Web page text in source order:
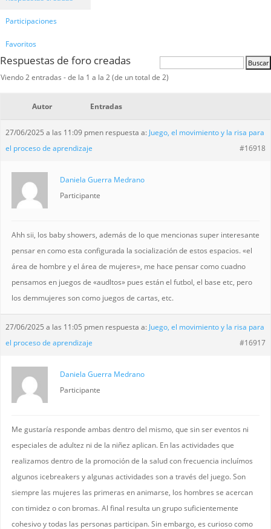
Participaciones
Favoritos
Respuestas de foro creadas
Viendo 2 entradas - de la 1 a la 2 (de un total de 2)
Autor Entradas
27/06/2025 a las 11:09 pmen respuesta a: Juego, el movimiento y la risa para
el proceso de aprendizaje
#16918
Daniela Guerra Medrano
Participante
Ahh sii, los baby showers, además de lo que mencionas super interesante
pensar en como esta configurada la socialización de estos espacios. «el
área de hombre y el área de mujeres», me hace pensar como cuadno
pensamos en juegos de «audltos» pues están el futbol, el base etc, pero
los demmujeres son como juegos de cartas, etc.
27/06/2025 a las 11:05 pmen respuesta a: Juego, el movimiento y la risa para
el proceso de aprendizaje
#16917
Daniela Guerra Medrano
Participante
Me gustaría responde ambas dentro del mismo, que sin ser eventos ni
especiales de adultez ni de la niñez aplican. En las actividades que
realizamos dentro de la promoción de la salud con frecuencia incluímos
algunos icebreakers y algunas actividades son a través del juego. Son
siempre las mujeres las primeras en animarse, los hombres se acercan
con timidez o con bromas. Al final resulta un grupo suficientemente
cohesivo y todas las personas participan. Sin embargo, es curioso como